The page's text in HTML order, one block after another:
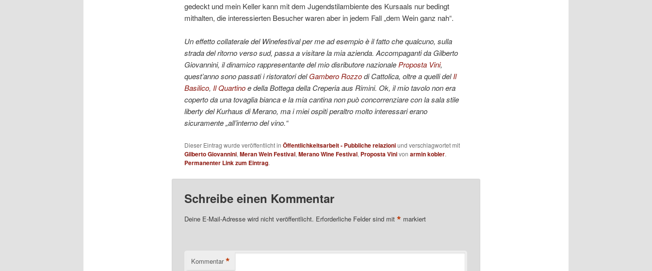
gedeckt und mein Keller kann mit dem Jugendstilambiente des Kursaals nur bedingt
mithalten, die interessierten Besucher waren aber in jedem Fall „dem Wein ganz nah“.
Un effetto collaterale del Winefestival per me ad esempio è il fatto che qualcuno, sulla
strada del ritorno verso sud, passa a visitare la mia azienda. Accompaganti da Gilberto
Giovannini, il dinamico rappresentante del mio disributore nazionaleProposta Vini,
quest’anno sono passati i ristoratori delGambero Rozzodi Cattolica, oltre a quelli delIl
Basilico, Il Quartinoe della Bottega della Creperia aus Rimini. Ok, il mio tavolo non era
coperto da una tovaglia bianca e la mia cantina non può concorrenziare con la sala stile
liberty del Kurhaus di Merano, ma i miei ospiti peraltro molto interessari erano
sicuramente „all’interno del vino.“
Dieser Eintrag wurde veröffentlicht in Öffentlichkeitsarbeit - Pubbliche relazioniund verschlagwortet mit
Gilberto Giovannini, Meran Wein Festival, Merano Wine Festival, Proposta Vinivon armin kobler.
Permanenter Link zum Eintrag.
Schreibe einen Kommentar
Deine E-Mail-Adresse wird nicht veröffentlicht. Erforderliche Felder sind mit * markiert
Kommentar *